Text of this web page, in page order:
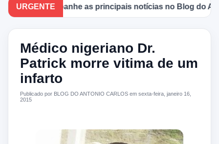
URGENTE
Acompanhe as principais notícias no Blog do
Médico nigeriano Dr.
Patrick morre vitima de um
infarto
Publicado por BLOG DO ANTONIO CARLOS em sexta-feira, janeiro 16,
2015